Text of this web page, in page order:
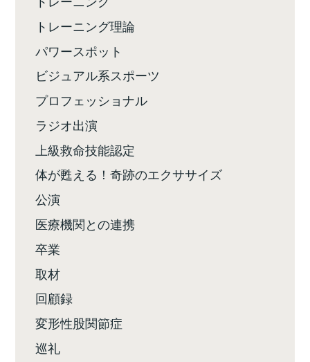
トレーニング理論
パワースポット
ビジュアル系スポーツ
プロフェッショナル
ラジオ出演
上級救命技能認定
体が甦える！奇跡のエクササイズ
公演
医療機関との連携
卒業
取材
回顧録
変形性股関節症
巡礼